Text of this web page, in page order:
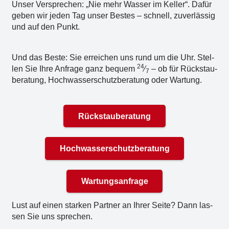
Unser Ver­spre­chen: „Nie mehr Was­ser im Kel­ler“. Dafür
geben wir jeden Tag unser Bes­tes – schnell, zuver­läs­sig
und auf den Punkt.
Und das Bes­te: Sie errei­chen uns rund um die Uhr. Stel­
len Sie Ihre Anfra­ge ganz bequem 24⁄7 – ob für Rück­stau­
be­ra­tung, Hoch­was­ser­schutz­be­ra­tung oder War­tung.
Rückstauberatung
Hochwasserschutzberatung
Wartungsanfrage
Lust auf einen star­ken Part­ner an Ihrer Sei­te? Dann las­
sen Sie uns spre­chen.